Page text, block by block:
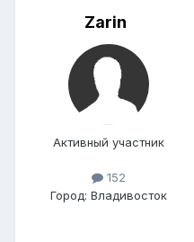
Zarin
Активный участник
152
Город: Владивосток